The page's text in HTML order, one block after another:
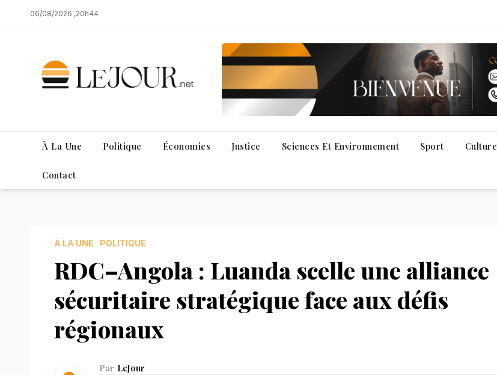
to
06/08/2026 ,20h44
À La Une Politique Économies Justice Sciences Et Environnement Sport Culture
Contact
À LA UNE POLITIQUE
RDC–Angola : Luanda scelle une alliance
sécuritaire stratégique face aux défis
régionaux
Par LeJour